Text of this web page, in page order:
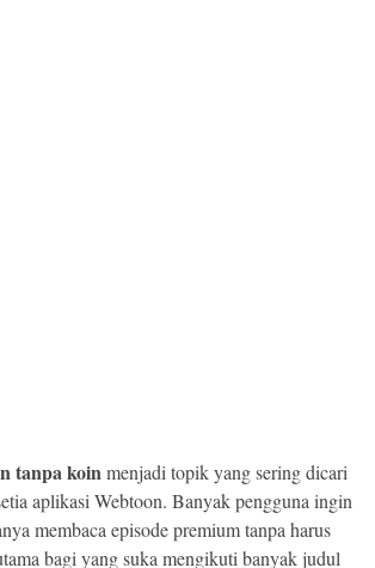
tanpa koinmenjadi topik yang sering dicari
aplikasi Webtoon. Banyak pengguna ingin
membaca episode premium tanpa harus
bagi yang suka mengikuti banyak judul